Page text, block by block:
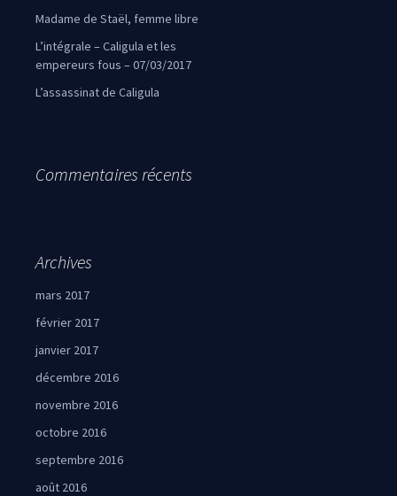
Madame de Staël, femme libre
L’intégrale – Caligula et les
empereurs fous – 07/03/2017
L’assassinat de Caligula
Commentaires récents
Archives
mars 2017
février 2017
janvier 2017
décembre 2016
novembre 2016
octobre 2016
septembre 2016
août 2016